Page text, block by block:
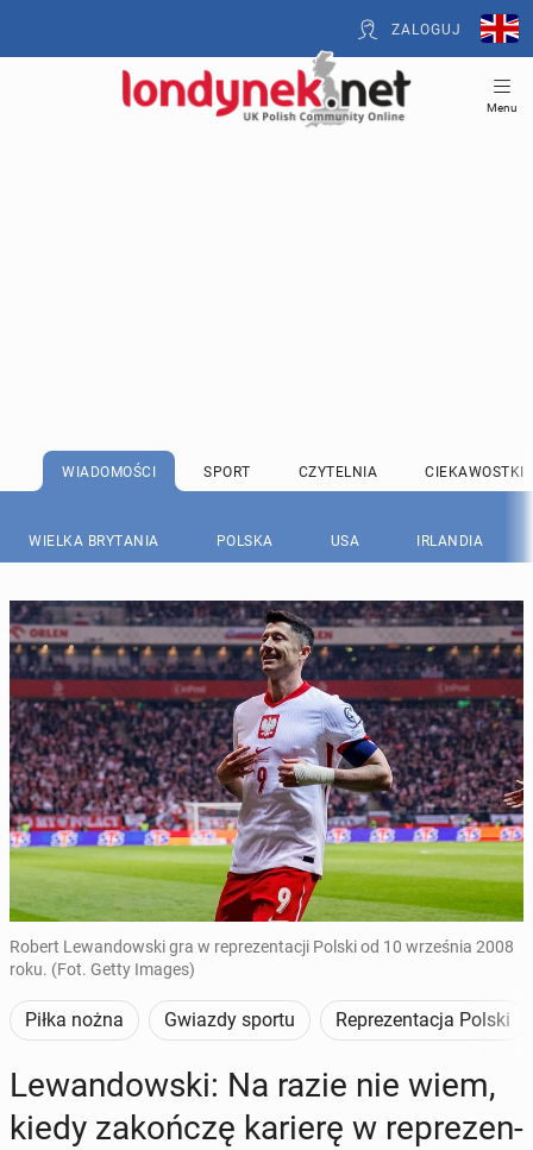
ZALOGUJ
Menu
WIADOMOŚCI SPORT CZYTELNIA CIEKAWOSTKI
WIELKA BRYTANIA POLSKA USA IRLANDIA
Robert Lewandowski gra w reprezentacji Polski od 10 września 2008
roku. (Fot. Getty Images)
Piłka nożna Gwiazdy sportu Reprezentacja Polski
Le­wan­dow­ski: Na razie nie wiem,
kiedy za­koń­czę karierę w re­pre­zen­